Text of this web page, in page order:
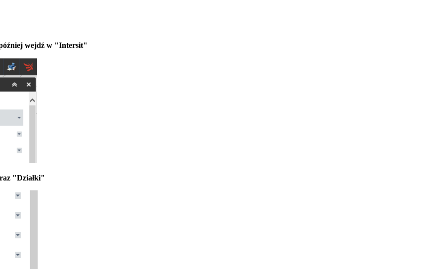
wejdź w "Intersit"
"Działki"